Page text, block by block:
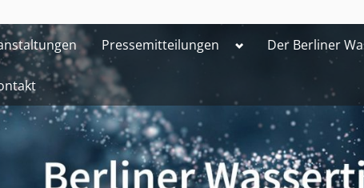
Pressemitteilungen ToggleDer Berliner